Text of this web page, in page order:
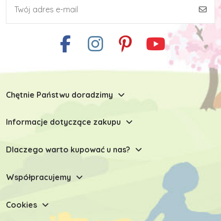
Chętnie Państwu doradzimy
Informacje dotyczące zakupu
Dlaczego warto kupować u nas?
Współpracujemy
Cookies